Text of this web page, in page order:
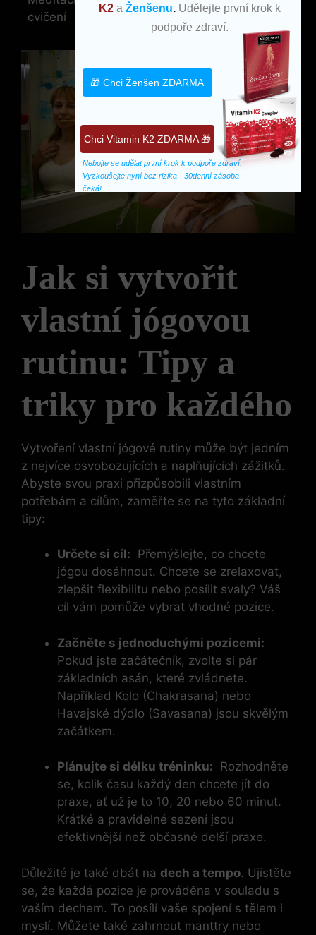
cvičení
‍clarity a ​poklidu.
Jak‌ si vytvořit
vlastní jógovou
rutinu: Tipy⁢ a ​
triky pro každého
Vytvoření vlastní ⁣jógové rutiny může ⁣být jedním
z​ nejvíce osvobozujících a naplňujících zážitků.
Abyste⁣ svou praxi přizpůsobili vlastním⁤
potřebám a cílům, zaměřte se na tyto základní
tipy:
Určete si ‍cíl: ​ Přemýšlejte, ‌co chcete
jógou dosáhnout. Chcete se ​zrelaxovat,
zlepšit flexibilitu nebo posílit svaly? ⁣Váš
cíl vám pomůže vybrat vhodné ​pozice.
Začněte s jednoduchými pozicemi:
Pokud jste začátečník, zvolte si pár⁤
základních asán, které zvládnete.
⁤Například Kolo (Chakrasana) nebo
Havajské dýdlo (Savasana) jsou skvělým
začátkem.
Plánujte ⁣si délku tréninku: ‍ Rozhodněte
se, kolik času každý den chcete jít​ do
‍praxe, ať už⁢ je to 10,⁣ 20⁢ nebo 60 minut.
Krátké a pravidelné sezení⁣ jsou
efektivnější než ⁣občasné‍ delší praxe.
Důležité je‌ také‍ dbát ⁣na dech⁢ a‍ tempo. ‍Ujistěte
se,⁣ že⁢ každá pozice je prováděna v souladu s⁣
vaším ‍dechem. To posílí⁣ vaše spojení s‍ tělem ‌i
myslí.⁢ Můžete také zahrnout manttry ‌nebo‍
K2 aŽenšenu. Udělejte první krok k
podpoře zdraví.
Nebojte se udělat první krok k podpoře zdraví.
Vyzkoušejte nyní bez rizika - 30denní zásoba
čeká!
Chci Vitamin K2 ZDARMA 🎁
🎁 Chci Ženšen ZDARMA